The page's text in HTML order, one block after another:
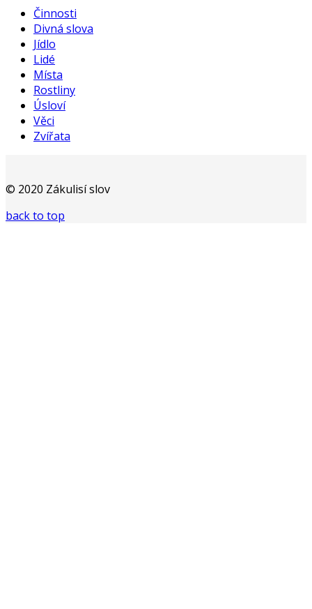
Činnosti
Divná slova
Jídlo
Lidé
Místa
Rostliny
Úsloví
Věci
Zvířata
© 2020 Zákulisí slov
back to top